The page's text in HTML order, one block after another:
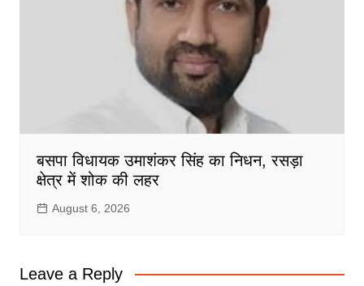
बसपा विधायक उमाशंकर सिंह का निधन, रसड़ा
क्षेत्र में शोक की लहर
August 6, 2026
Leave a Reply